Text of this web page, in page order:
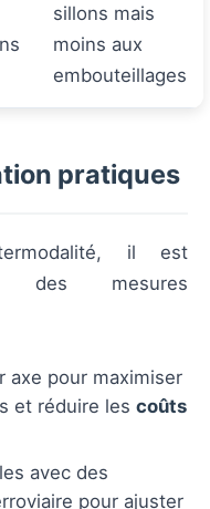
sillons mais
moins aux
embouteillages
pratiques
il est
des mesures
axe pour maximiser
et réduire les coûts
avec des
pour ajuster